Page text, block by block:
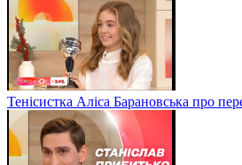
Тенісистка Аліса Барановська про